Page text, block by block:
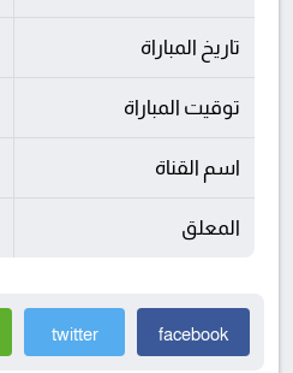
تاريخ المباراة
توقيت المباراة
اسم القناة
المعلق
facebook
twitter